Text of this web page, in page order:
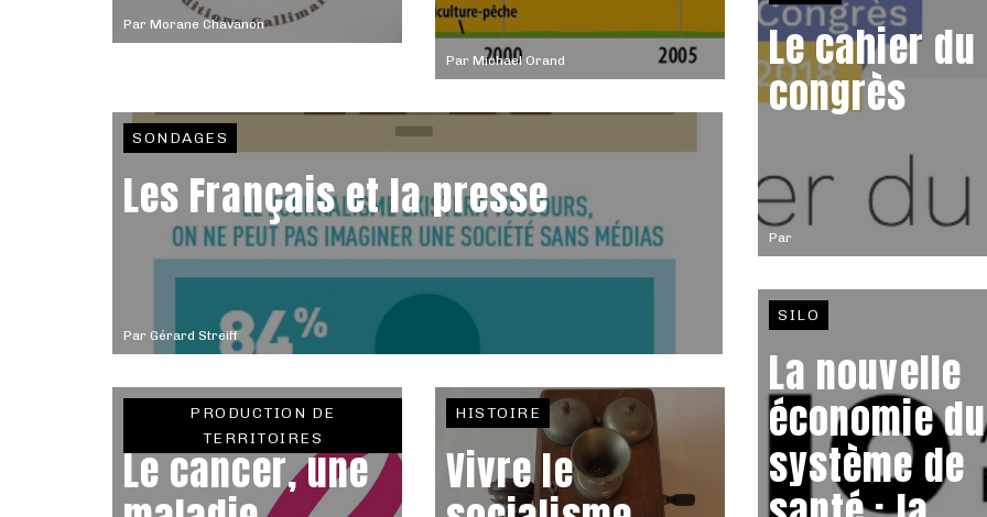
Par Morane Chavanon
Par Michael Orand
Par Gérard Streiff
SONDAGES
Les Français et la presse
Par
Le cahier du
congrès
SILO
La nouvelle
économie du
système de
PRODUCTION DE
TERRITOIRES
Le cancer, une
HISTOIRE
Vivre le